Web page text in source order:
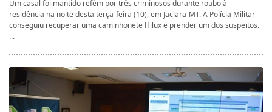
Um casal foi mantido refém por três criminosos durante roubo à
residência na noite desta terça-feira (10), em Jaciara-MT. A Polícia Militar
conseguiu recuperar uma caminhonete Hilux e prender um dos suspeitos.
...